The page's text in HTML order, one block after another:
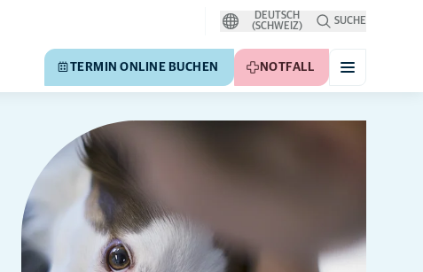
DEUTSCH
(SCHWEIZ)
SUCHE
TERMIN ONLINE BUCHEN NOTFALL